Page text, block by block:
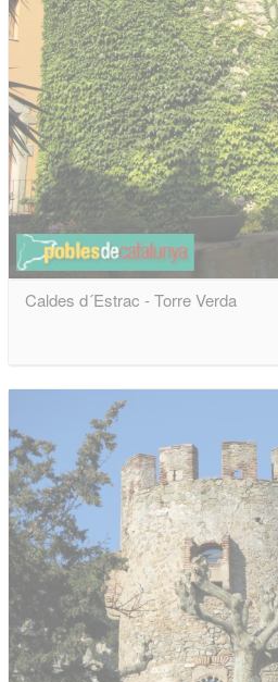
Caldes d´Estrac - Torre Verda